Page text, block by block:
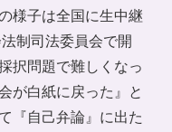
様子は全国に生中継
制司法委員会で開
択問題で難しくなっ
が白紙に戻った』と
『自己弁論』に出た